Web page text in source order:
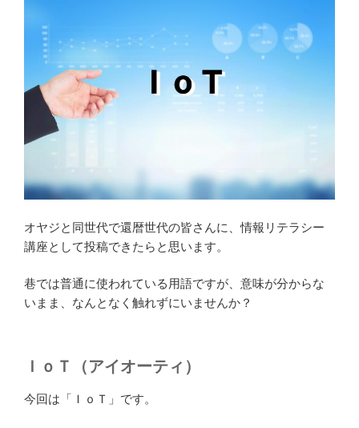
オヤジと同世代で還暦世代の皆さんに、情報リテラシー
講座として投稿できたらと思います。
巷では普通に使われている用語ですが、意味が分からな
いまま、なんとなく触れずにいませんか？
ＩｏＴ（アイオーティ）
今回は「ＩｏＴ」です。